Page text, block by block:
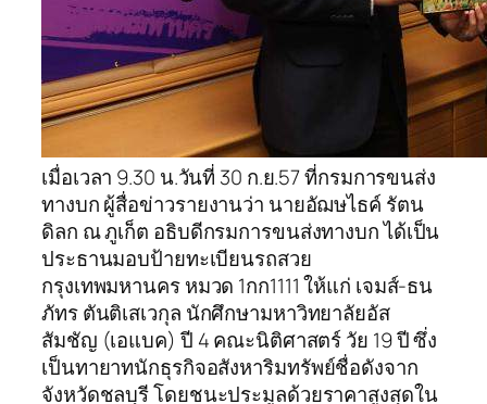
เมื่อเวลา 9.30 น.วันที่ 30 ก.ย.57 ที่กรมการขนส่ง
ทางบก ผู้สื่อข่าวรายงานว่า นายอัฌษไธค์ รัตน
ดิลก ณ ภูเก็ต อธิบดีกรมการขนส่งทางบก ได้เป็น
ประธานมอบป้ายทะเบียนรถสวย
กรุงเทพมหานคร หมวด 1กก1111 ให้แก่ เจมส์-ธน
ภัทร ตันติเสเวกุล นักศึกษามหาวิทยาลัยอัส
สัมชัญ (เอแบค) ปี 4 คณะนิติศาสตร์ วัย 19 ปี ซึ่ง
เป็นทายาทนักธุรกิจอสังหาริมทรัพย์ชื่อดังจาก
จังหวัดชลบุรี โดยชนะประมูลด้วยราคาสูงสุดใน